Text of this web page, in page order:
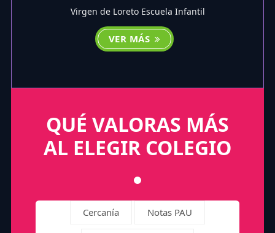
Virgen de Loreto Escuela Infantil
VER MÁS
QUÉ VALORAS MÁS
AL ELEGIR COLEGIO
Cercanía Notas PAU